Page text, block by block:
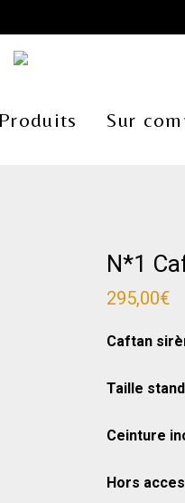
Produits Sur
N*1
295,00€
Caftan
Taille
Ceinture
Hors